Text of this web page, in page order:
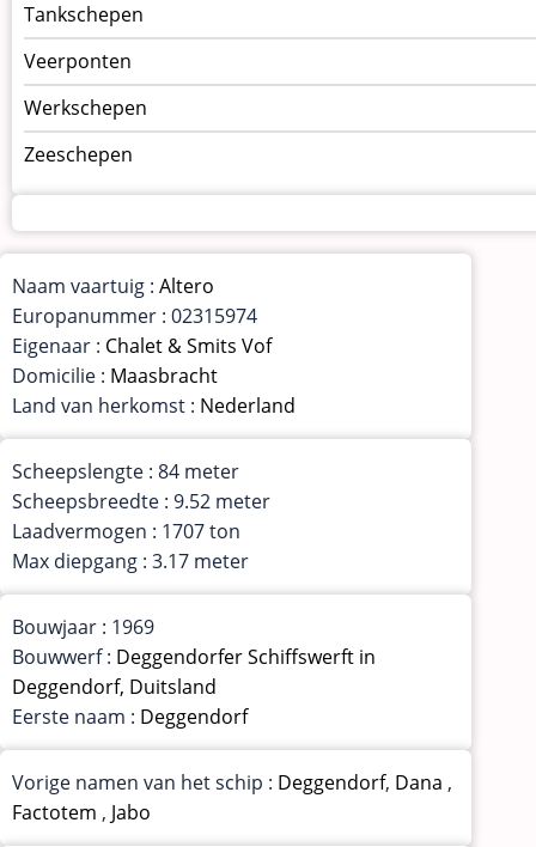
Tankschepen
Veerponten
Werkschepen
Zeeschepen
Naam vaartuig : Altero
Europanummer : 02315974
Eigenaar : Chalet & Smits Vof
Domicilie : Maasbracht
Land van herkomst : Nederland
Scheepslengte : 84 meter
Scheepsbreedte : 9.52 meter
Laadvermogen : 1707 ton
Max diepgang : 3.17 meter
Bouwjaar : 1969
Bouwwerf : Deggendorfer Schiffswerft in
Deggendorf, Duitsland
Eerste naam : Deggendorf
Vorige namen van het schip : Deggendorf, Dana ,
Factotem , Jabo